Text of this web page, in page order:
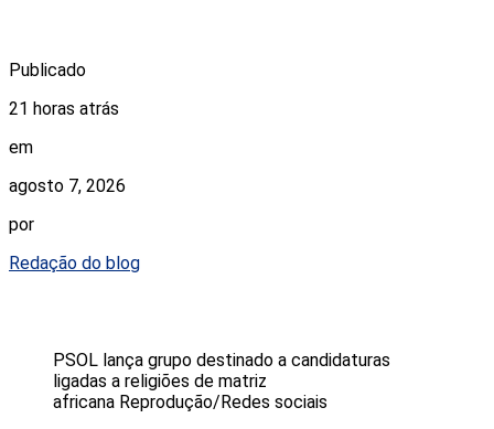
Publicado
21 horas atrás
em
agosto 7, 2026
por
Redação do blog
PSOL lança grupo destinado a candidaturas
ligadas a religiões de matriz
africana Reprodução/Redes sociais